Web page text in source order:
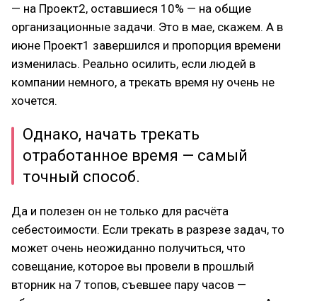
— на Проект2, оставшиеся 10% — на общие
организационные задачи. Это в мае, скажем. А в
июне Проект1 завершился и пропорция времени
изменилась. Реально осилить, если людей в
компании немного, а трекать время ну очень не
хочется.
Однако, начать трекать
отработанное время — самый
точный способ.
Да и полезен он не только для расчёта
себестоимости. Если трекать в разрезе задач, то
может очень неожиданно получиться, что
совещание, которое вы провели в прошлый
вторник на 7 топов, съевшее пару часов —